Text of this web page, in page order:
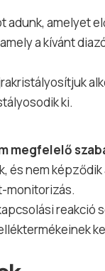
adunk, amelyet
a kívánt
ki.
megfelelő
és nem
monitorizás.
reakció